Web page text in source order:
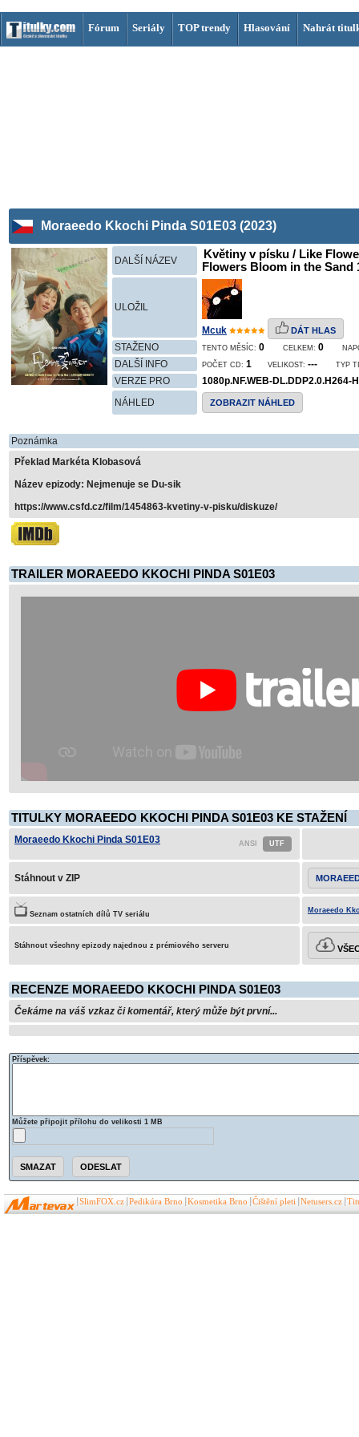
Fórum Seriály TOP trendy Hlasování Nahrát
Moraeedo Kkochi Pinda S01E03 (2023)
DALŠÍ NÁZEV
Květiny v písku / Like
Flowers Bloom in the Sand
ULOŽIL
Mcuk DÁT HLAS
STAŽENO TENTO MĚSÍC: 0 CELKEM: 0
DALŠÍ INFO POČET CD: 1 VELIKOST: --- TYP
VERZE PRO
1080p.NF.WEB-DL.DDP2.0.H264-
NÁHLED
ZOBRAZIT NÁHLED
Poznámka
Překlad Markéta Klobasová
Název epizody: Nejmenuje se Du-sik
https://www.csfd.cz/film/1454863-kvetiny-v-pisku/diskuze/
TRAILER MORAEEDO KKOCHI PINDA S01E03
TITULKY MORAEEDO KKOCHI PINDA S01E03 KE STAŽENÍ
Moraeedo Kkochi Pinda S01E03
Stáhnout v ZIP
Seznam ostatních dílů TV seriálu Moraeedo
Stáhnout všechny epizody najednou z prémiového serveru
RECENZE MORAEEDO KKOCHI PINDA S01E03
Čekáme na váš vzkaz či komentář, který může být první...
Příspěvek:
Můžete připojit přílohu do velikosti 1 MB
SlimFOX.cz Pedikúra Brno Kosmetika Brno Čištění pleti Netusers.cz